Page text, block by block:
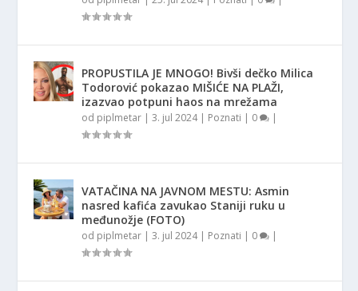
PROPUSTILA JE MNOGO! Bivši dečko Milica
Todorović pokazao MIŠIĆE NA PLAŽI,
izazvao potpuni haos na mrežama
od piplmetar |3. jul 2024| Poznati | 0 |
VATAČINA NA JAVNOM MESTU: Asmin
nasred kafića zavukao Staniji ruku u
međunožje (FOTO)
od piplmetar |3. jul 2024| Poznati | 0 |